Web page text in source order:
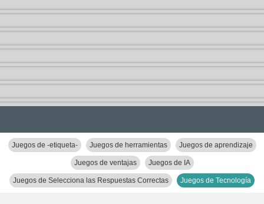
Juegos de -etiqueta- Juegos de herramientas Juegos de aprendizaje
Juegos de ventajas Juegos de IA
Juegos de Selecciona las Respuestas Correctas Juegos de Tecnología